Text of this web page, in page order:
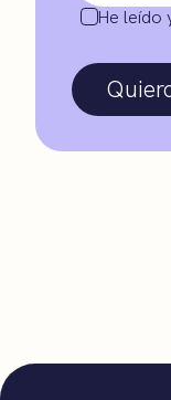
He leído